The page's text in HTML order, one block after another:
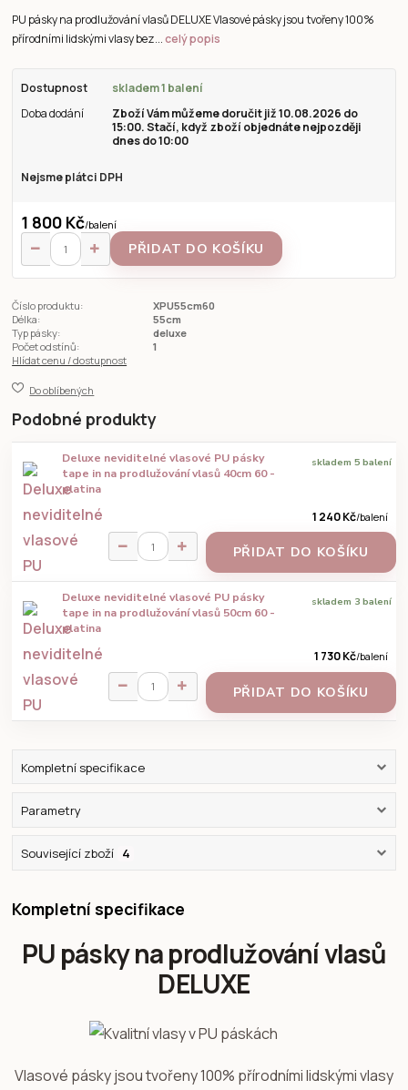
PU pásky na prodlužování vlasů DELUXE Vlasové pásky jsou tvořeny 100%
přírodními lidskými vlasy bez...celý popis
Dostupnost
skladem 1 balení
Doba dodání
Zboží Vám můžeme doručit již 10.08.2026 do
15:00. Stačí, když zboží objednáte nejpozději
dnes do 10:00
Nejsme plátci DPH
1 800 Kč/balení
PŘIDAT DO KOŠÍKU
Číslo produktu:
XPU55cm60
Délka:
55cm
Typ pásky:
deluxe
Počet odstínů:
1
Hlídat cenu / dostupnost
Do oblíbených
Podobné produkty
Deluxe neviditelné vlasové PU pásky
tape in na prodlužování vlasů 40cm 60 -
platina
1 240 Kč/balení
skladem 5 balení
PŘIDAT DO KOŠÍKU
Deluxe neviditelné vlasové PU pásky
tape in na prodlužování vlasů 50cm 60 -
platina
1 730 Kč/balení
skladem 3 balení
PŘIDAT DO KOŠÍKU
Kompletní specifikace
Parametry
Související zboží 4
Kompletní specifikace
PU pásky na prodlužování vlasů
DELUXE
Vlasové pásky jsou tvořeny 100% přírodními lidskými vlasy